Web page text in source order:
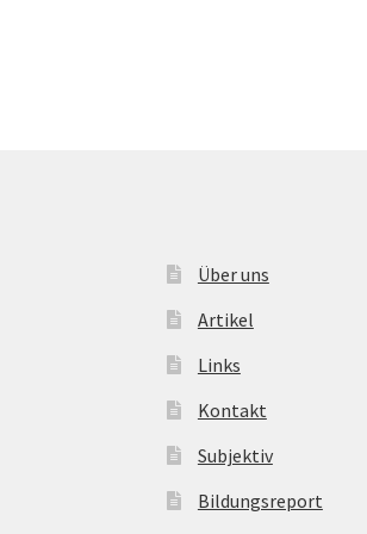
Über uns
Artikel
Links
Kontakt
Subjektiv
Bildungsreport